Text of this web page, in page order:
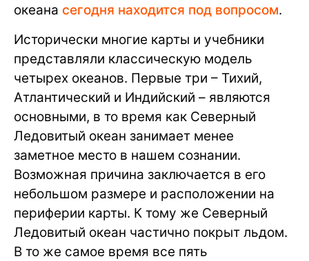
океана сегодня находится под вопросом.
Исторически многие карты и учебники
представляли классическую модель
четырех океанов. Первые три – Тихий,
Атлантический и Индийский – являются
основными, в то время как Северный
Ледовитый океан занимает менее
заметное место в нашем сознании.
Возможная причина заключается в его
небольшом размере и расположении на
периферии карты. К тому же Северный
Ледовитый океан частично покрыт льдом.
В то же самое время все пять